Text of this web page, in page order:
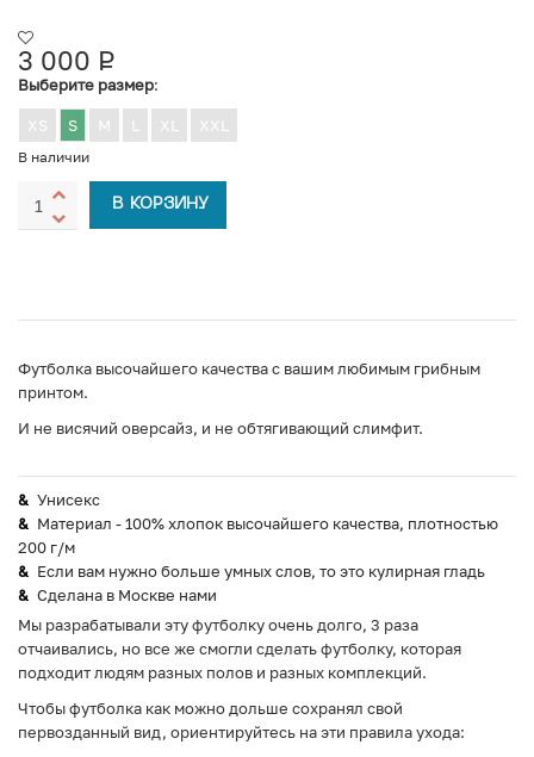
3 000 Р
УБ.
Выберите размер:
XS S M L XL XXL
В наличии
В КОРЗИНУ
Футболка высочайшего качества с вашим любимым грибным
принтом.
И не висячий оверсайз, и не обтягивающий слимфит.
Унисекс
Материал - 100% хлопок высочайшего качества, плотностью
200 г/м
Если вам нужно больше умных слов, то это кулирная гладь
Сделана в Москве нами
Мы разрабатывали эту футболку очень долго, 3 раза
отчаивались, но все же смогли сделать футболку, которая
подходит людям разных полов и разных комплекций.
Чтобы футболка как можно дольше сохранял свой
первозданный вид, ориентируйтесь на эти правила ухода: